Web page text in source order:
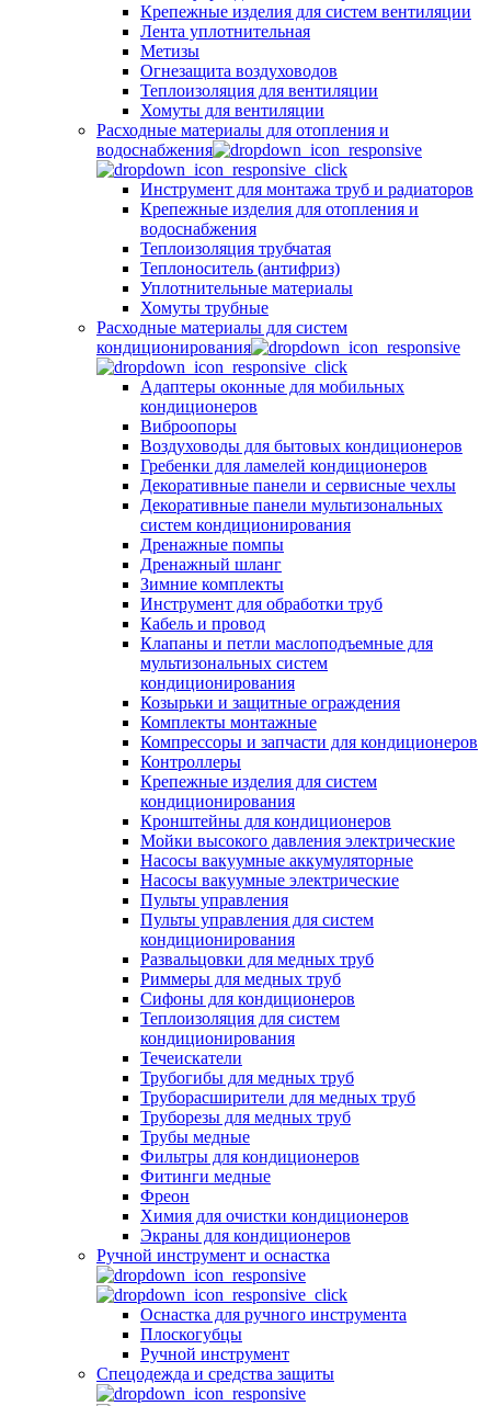
Крепежные изделия для систем вентиляции
Лента уплотнительная
Метизы
Огнезащита воздуховодов
Теплоизоляция для вентиляции
Хомуты для вентиляции
Расходные материалы для отопления и
водоснабжения
Инструмент для монтажа труб и радиаторов
Крепежные изделия для отопления и
водоснабжения
Теплоизоляция трубчатая
Теплоноситель (антифриз)
Уплотнительные материалы
Хомуты трубные
Расходные материалы для систем
кондиционирования
Адаптеры оконные для мобильных
кондиционеров
Виброопоры
Воздуховоды для бытовых кондиционеров
Гребенки для ламелей кондиционеров
Декоративные панели и сервисные чехлы
Декоративные панели мультизональных
систем кондиционирования
Дренажные помпы
Дренажный шланг
Зимние комплекты
Инструмент для обработки труб
Кабель и провод
Клапаны и петли маслоподъемные для
мультизональных систем
кондиционирования
Козырьки и защитные ограждения
Комплекты монтажные
Компрессоры и запчасти для кондиционеров
Контроллеры
Крепежные изделия для систем
кондиционирования
Кронштейны для кондиционеров
Мойки высокого давления электрические
Насосы вакуумные аккумуляторные
Насосы вакуумные электрические
Пульты управления
Пульты управления для систем
кондиционирования
Развальцовки для медных труб
Риммеры для медных труб
Сифоны для кондиционеров
Теплоизоляция для систем
кондиционирования
Течеискатели
Трубогибы для медных труб
Труборасширители для медных труб
Труборезы для медных труб
Трубы медные
Фильтры для кондиционеров
Фитинги медные
Фреон
Химия для очистки кондиционеров
Экраны для кондиционеров
Ручной инструмент и оснастка
Оснастка для ручного инструмента
Плоскогубцы
Ручной инструмент
Спецодежда и средства защиты